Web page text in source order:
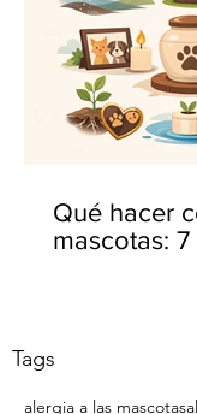
Qué hacer
mascotas:
Tags
alergia a las mascotas